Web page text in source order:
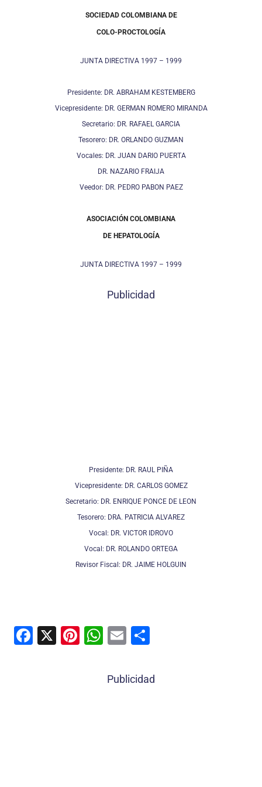
SOCIEDAD COLOMBIANA DE
COLO-PROCTOLOGÍA
JUNTA DIRECTIVA 1997 – 1999
Presidente: DR. ABRAHAM KESTEMBERG
Vicepresidente: DR. GERMAN ROMERO MIRANDA
Secretario: DR. RAFAEL GARCIA
Tesorero: DR. ORLANDO GUZMAN
Vocales: DR. JUAN DARIO PUERTA
DR. NAZARIO FRAIJA
Veedor: DR. PEDRO PABON PAEZ
ASOCIACIÓN COLOMBIANA
DE HEPATOLOGÍA
JUNTA DIRECTIVA 1997 – 1999
Publicidad
Presidente: DR. RAUL PIÑA
Vicepresidente: DR. CARLOS GOMEZ
Secretario: DR. ENRIQUE PONCE DE LEON
Tesorero: DRA. PATRICIA ALVAREZ
Vocal: DR. VICTOR IDROVO
Vocal: DR. ROLANDO ORTEGA
Revisor Fiscal: DR. JAIME HOLGUIN
F
X
Pi W
at
E
ai m
Publicidad